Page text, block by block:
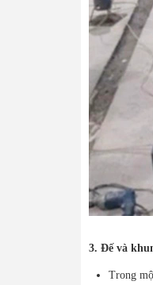
3. Đế và
Trong